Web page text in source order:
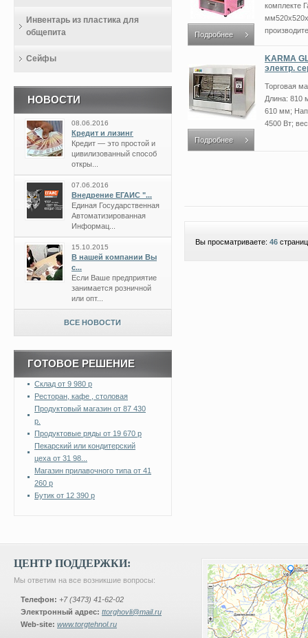
Подробнее
комплекте
Подробнее
KARMA
электр.
Торговая
Длина: 810
610 мм;
4500 Вт;
Вы просматриваете: 46
Инвентарь из пластика для
общепита
Сейфы
НОВОСТИ
08.06.2016
Кредит и лизинг
Кредит — это простой и
цивилизованный способ
откры...
07.06.2016
Внедрение ЕГАИС "...
Единая Государственная
Автоматизированная
Информац...
15.10.2015
В нашей компании Вы
с...
Если Ваше предприятие
занимается розничной
или опт...
ВСЕ НОВОСТИ
ГОТОВОЕ РЕШЕНИЕ
Склад от 9 980 р
Ресторан, кафе , столовая
Продуктовый магазин от 87 430
р.
Продуктовые ряды от 19 670 р
Пекарский или кондитерский
цеха от 31 98...
Магазин прилавочного типа от 41
260 р
Бутик от 12 390 р
ЦЕНТР ПОДДЕРЖКИ:
Мы ответим на все возникшие вопросы:
Телефон: +7 (3473) 41-62-02
Электронный адрес: ttorghovli@mail.ru
Web-site: www.torgtehnol.ru